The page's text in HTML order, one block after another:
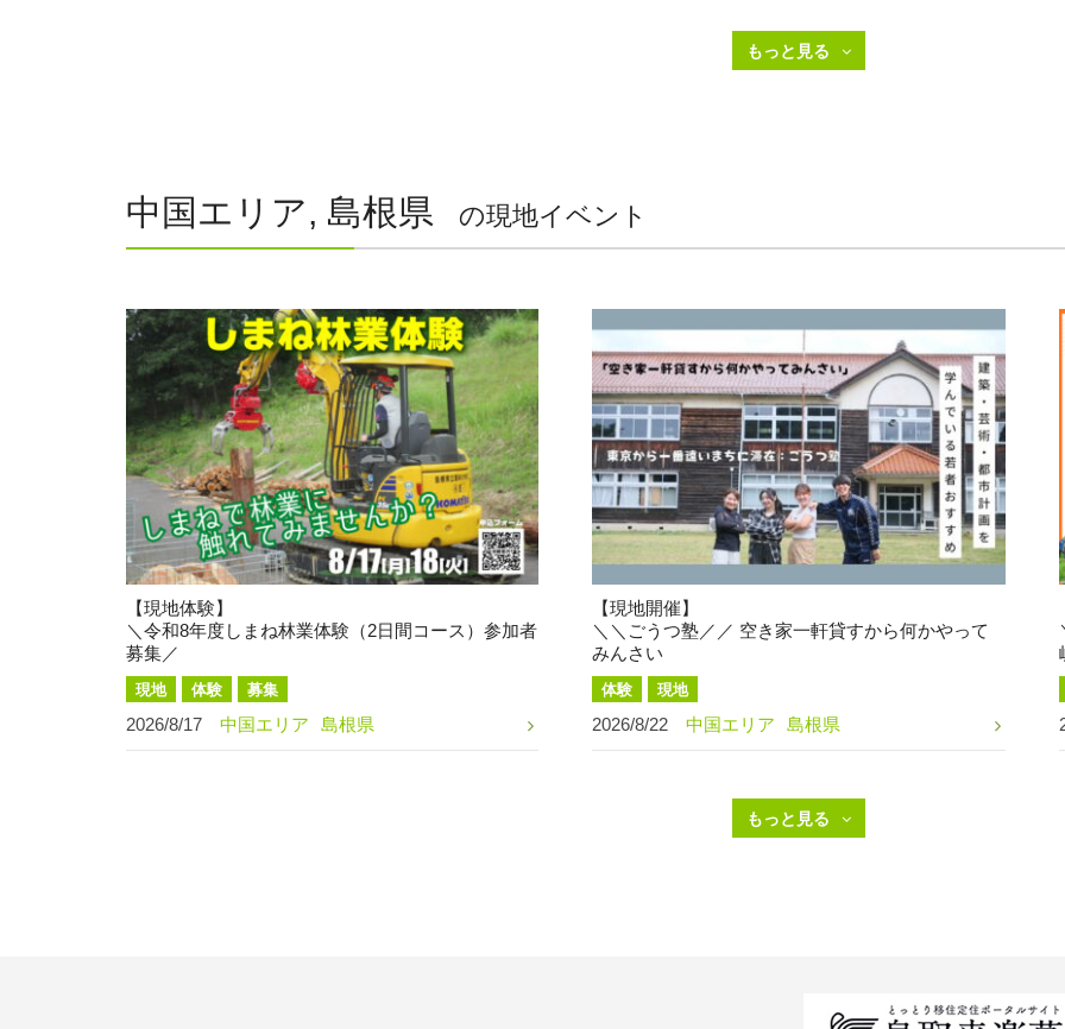
中国エリア, 島根県 の現地イベント
【現地体験】
＼令和8年度しまね林業体験（2日間コース）参加者
募集／
現地 体験 募集
2026/8/17 中国エリア 島根県
【現地開催】
＼＼ごうつ塾／／ 空き家一軒貸すから何かやって
みんさい
体験 現地
2026/8/22 中国エリア 島根県